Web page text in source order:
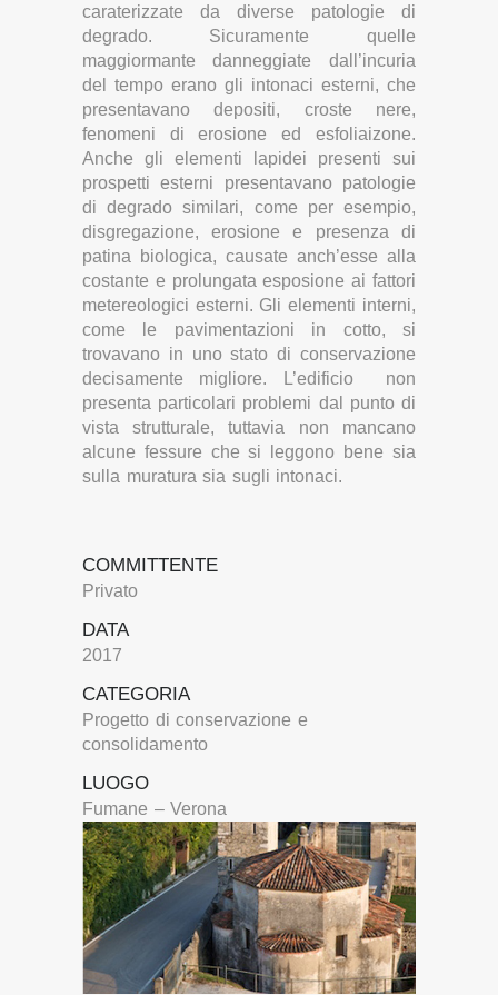
caraterizzate da diverse patologie di
degrado. Sicuramente quelle
maggiormante danneggiate dall’incuria
del tempo erano gli intonaci esterni, che
presentavano depositi, croste nere,
fenomeni di erosione ed esfoliaizone.
Anche gli elementi lapidei presenti sui
prospetti esterni presentavano patologie
di degrado similari, come per esempio,
disgregazione, erosione e presenza di
patina biologica, causate anch’esse alla
costante e prolungata esposione ai fattori
metereologici esterni. Gli elementi interni,
come le pavimentazioni in cotto, si
trovavano in uno stato di conservazione
decisamente migliore. L’edificio non
presenta particolari problemi dal punto di
vista strutturale, tuttavia non mancano
alcune fessure che si leggono bene sia
sulla muratura sia sugli intonaci.
COMMITTENTE
Privato
DATA
2017
CATEGORIA
Progetto di conservazione e
consolidamento
LUOGO
Fumane – Verona